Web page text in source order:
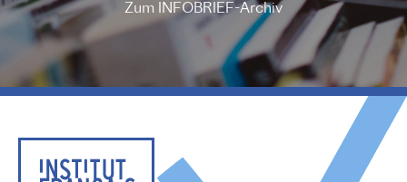
Zum INFOBRIEF-Archiv